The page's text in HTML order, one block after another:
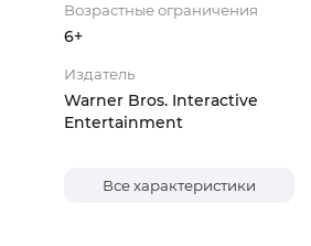
Возрастные ограничения
6+
Издатель
Warner Bros. Interactive
Entertainment
Все характеристики